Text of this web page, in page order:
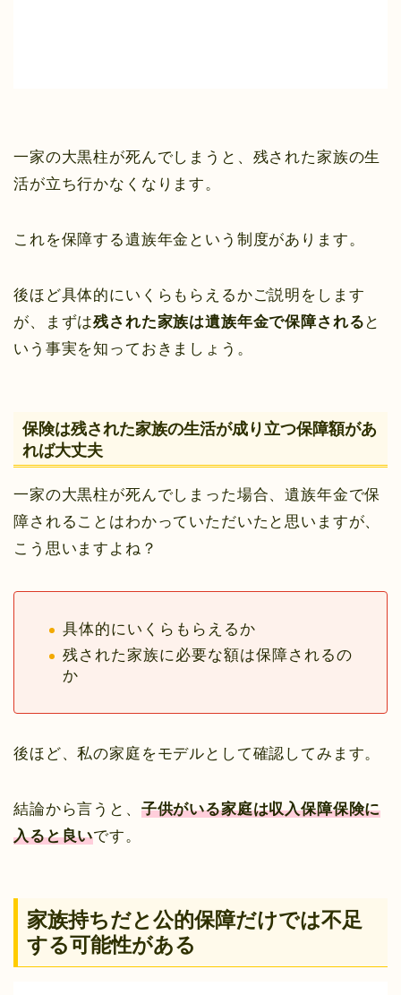
一家の大黒柱が死んでしまうと、残された家族の生
活が立ち行かなくなります。
これを保障する遺族年金という制度があります。
後ほど具体的にいくらもらえるかご説明をします
が、まずは残された家族は遺族年金で保障される と
いう事実を知っておきましょう。
保険は残された家族の生活が成り立つ保障額があ
れば大丈夫
一家の大黒柱が死んでしまった場合、遺族年金で保
障されることはわかっていただいたと思いますが、
こう思いますよね？
具体的にいくらもらえるか
残された家族に必要な額は保障されるの
か
後ほど、私の家庭をモデルとして確認してみます。
結論から言うと、 子供がいる家庭は収入保障保険に
入ると良いです。
家族持ちだと公的保障だけでは不足
する可能性がある